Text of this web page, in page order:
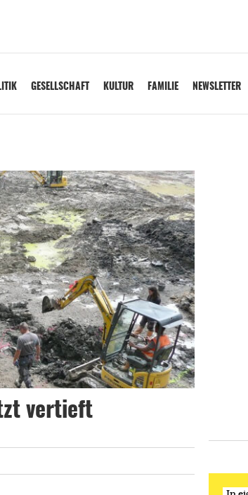
GESELLSCHAFT KULTUR FAMILIE NEWSLETTER
vertieft